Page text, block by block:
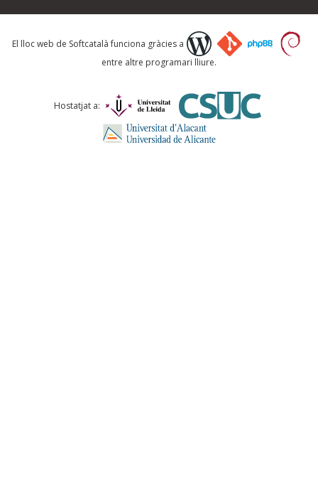
Què proposeu?
Comentari *
El lloc web de Softcatalà funciona gràcies a
entre altre programari lliure.
Hostatjat a: